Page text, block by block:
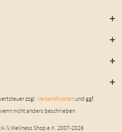
zzgl. Versandkosten und ggf.
nicht anders beschrieben
& Wellness Shop e.K. 2007-2026